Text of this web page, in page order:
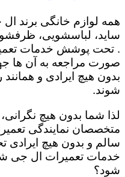
همه لوازم خانگی برند
ساید، لباسشویی،
. تحت پوشش خدمات
صورت مراجعه به آن ها
بدون هیچ ایرادی و
شوند.
لذا شما بدون هیچ
متخصصان نمایندگی
سالم و بدون هیچ ایرادی
خدمات تعمیرات ال جی
شود؟